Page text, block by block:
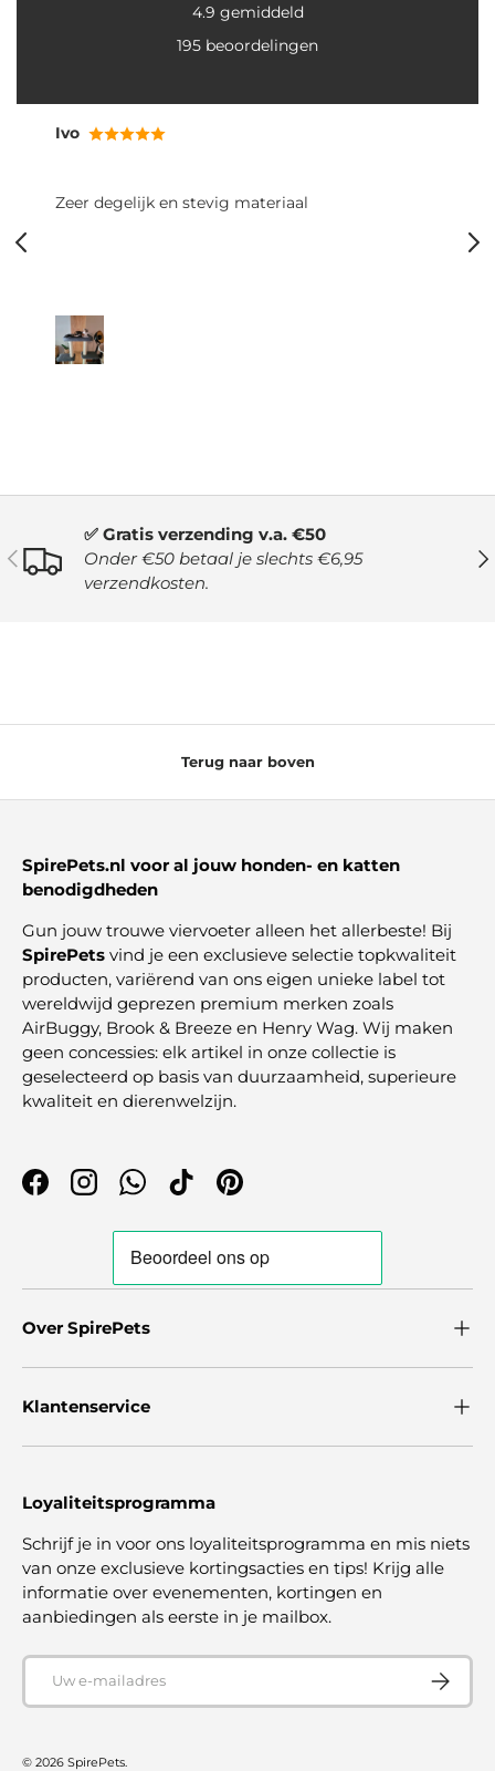
4.9 gemiddeld
195 beoordelingen
RB
Fijne poepzakjes: makkelijk vast te pakken en
VORIGE
✅ Gratis verzending v.a. €50
Onder €50 betaal je slechts €6,95
verzendkosten.
Terug naar boven
SpirePets.nl voor al jouw honden- en katten
benodigdheden
Gun jouw trouwe viervoeter alleen het allerbeste! Bij
SpirePets vind je een exclusieve selectie topkwaliteit
producten, variërend van ons eigen unieke label tot
wereldwijd geprezen premium merken zoals
AirBuggy, Brook & Breeze en Henry Wag. Wij maken
geen concessies: elk artikel in onze collectie is
geselecteerd op basis van duurzaamheid, superieure
kwaliteit en dierenwelzijn.
FacebookInstagramWhatsApp
TikTokPinterest
Over SpirePets
Klantenservice
Loyaliteitsprogramma
Schrijf je in voor ons loyaliteitsprogramma en mis niets
van onze exclusieve kortingsacties en tips! Krijg alle
informatie over evenementen, kortingen en
aanbiedingen als eerste in je mailbox.
E-mailadres
© 2026 SpirePets